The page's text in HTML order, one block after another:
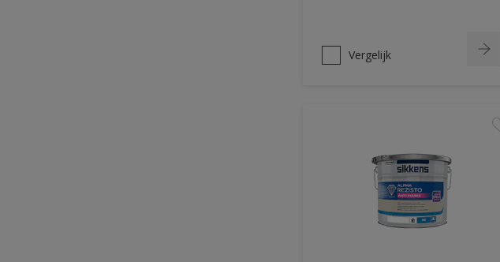
Vergelijk